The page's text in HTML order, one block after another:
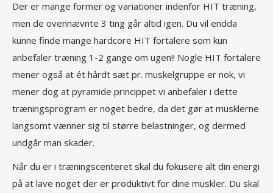
Der er mange former og variationer indenfor HIT træning,
men de ovennævnte 3 ting går altid igen. Du vil endda
kunne finde mange hardcore HIT fortalere som kun
anbefaler træning 1-2 gange om ugen!! Nogle HIT fortalere
mener også at ét hårdt sæt pr. muskelgruppe er nok, vi
mener dog at pyramide princippet vi anbefaler i dette
træningsprogram er noget bedre, da det gør at musklerne
langsomt vænner sig til større belastninger, og dermed
undgår man skader.
Når du er i træningscenteret skal du fokusere alt din energi
på at lave noget der er produktivt for dine muskler. Du skal